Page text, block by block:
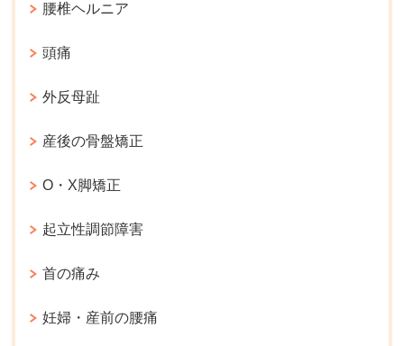
腰椎ヘルニア
頭痛
外反母趾
産後の骨盤矯正
O・X脚矯正
起立性調節障害
首の痛み
妊婦・産前の腰痛